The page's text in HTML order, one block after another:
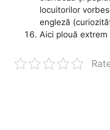
locuitorilor
engleză
Aici plouă extrem